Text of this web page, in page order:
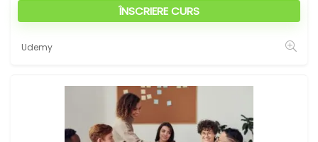
ÎNSCRIERE CURS
Udemy